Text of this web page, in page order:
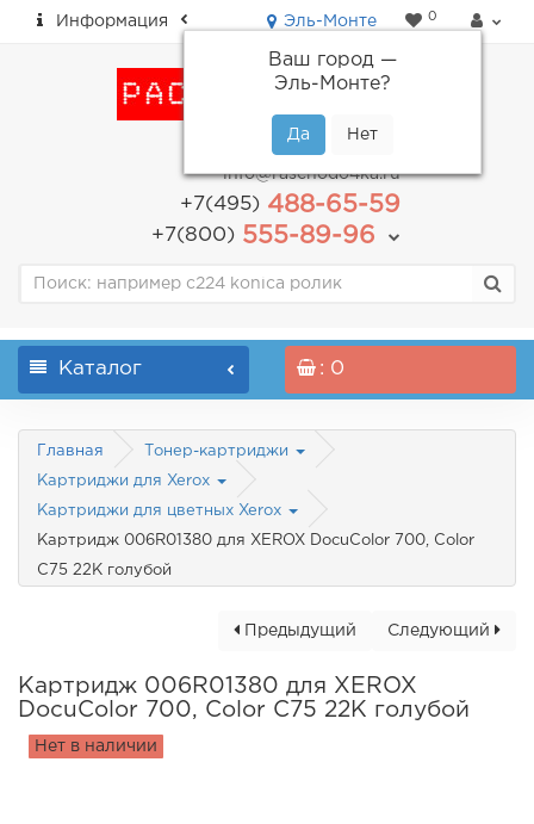
Информация Эль-Монте
Ваш город —
Эль-Монте?
0
пн-пт: с 9.00 до 18.00
info@raschodo4ka.ru
+7(495)488-65-59
+7(800)555-89-96
Каталог : 0
Главная Тонер-картриджи
Картриджи для Xerox
Картриджи для цветных Xerox
Картридж 006R01380 для XEROX DocuColor 700, Color
C75 22K голубой
Следующий
Предыдущий
Картридж 006R01380 для XEROX
DocuColor 700, Color C75 22K голубой
Нет в наличии